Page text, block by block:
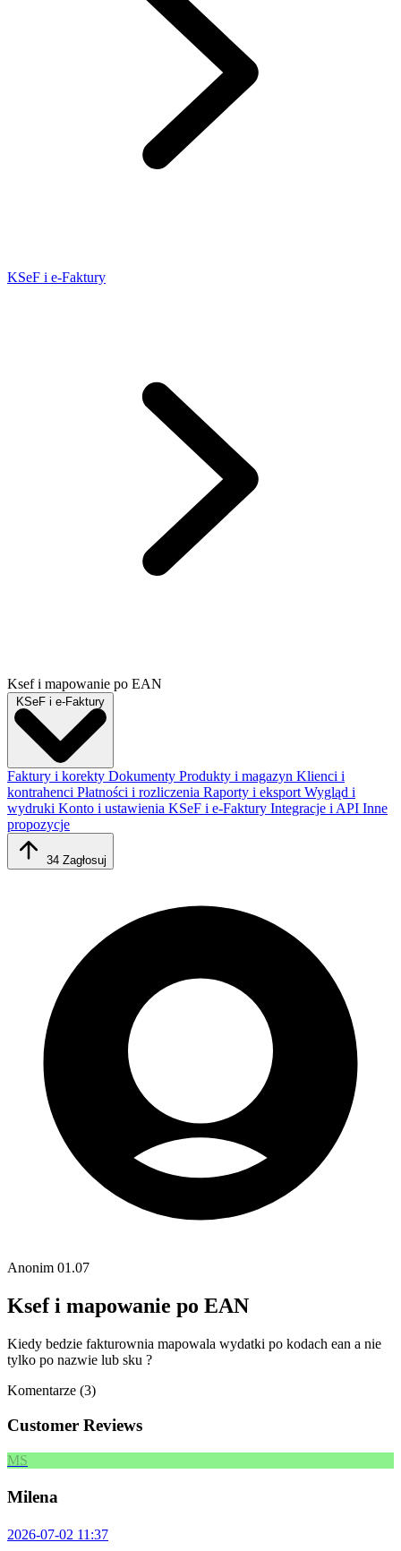
KSeF i e-Faktury
Ksef i mapowanie po EAN
KSeF i e-Faktury
Faktury i korekty Dokumenty Produkty i magazyn Klienci i
kontrahenci Płatności i rozliczenia Raporty i eksport Wygląd i
wydruki Konto i ustawienia KSeF i e-Faktury Integracje i API Inne
propozycje
34 Zagłosuj
Anonim 01.07
Ksef i mapowanie po EAN
Kiedy bedzie fakturownia mapowala wydatki po kodach ean a nie
tylko po nazwie lub sku ?
Komentarze (3)
Customer Reviews
MS
Milena
2026-07-02 11:37